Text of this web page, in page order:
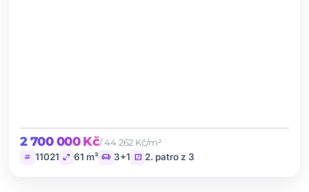
2 700 000 Kč/ 44 262 Kč/m²
tag 11021 open_in_full 61 m² chair 3+1 stairs 2. patro z 3